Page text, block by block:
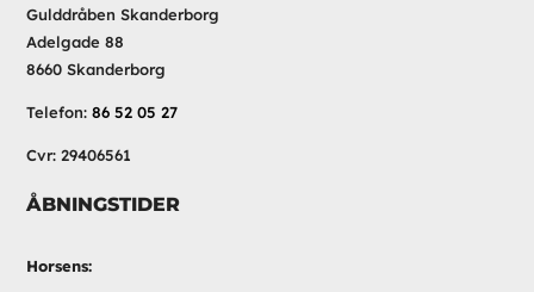
Gulddråben Skanderborg
Adelgade 88
8660 Skanderborg
Telefon:86 52 05 27
Cvr: 29406561
ÅBNINGSTIDER
Horsens: